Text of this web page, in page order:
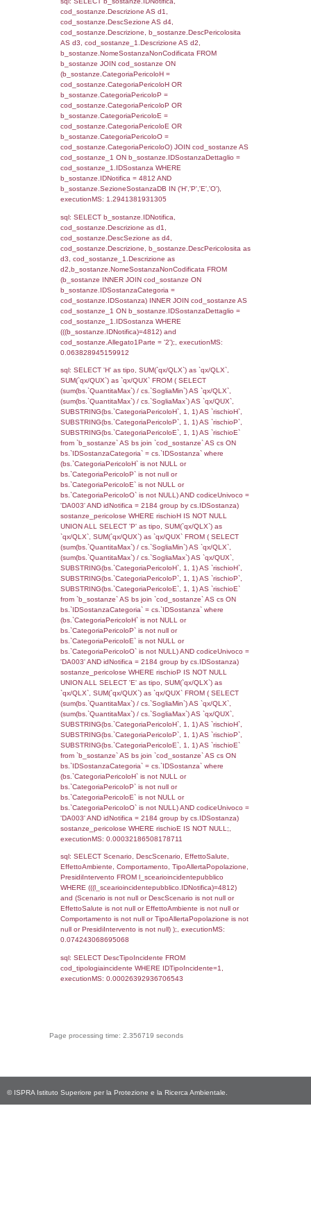
f_territori_limitrofi.Direzione,
f_territori_limitrofi.Denominazione,
rofi.DescAltro FROM f_territori_limitrofi
cod_territori_tipologia ON
(f_territori_limitrofi.IDTipologiaTerritorio =
cod_territori_tipologia.IDTipologiaTerritorio)
(f_territori_limitrofi.IDTipoTerritorio =
cod_territori_tipologia.IDTerritorioTP)
(((f_territori_limitrofi.IDNotifica)=4812) AND
((f_territori_limitrofi.IDTipoTerritorio)=6)),
0.07029914855957
f_territori_limitrofi.Direzione,
f_territori_limitrofi.Denominazione,
rofi.DescAltro FROM f_territori_limitrofi
cod_territori_tipologia ON
(f_territori_limitrofi.IDTipologiaTerritorio =
cod_territori_tipologia.IDTipologiaTerritorio)
(f_territori_limitrofi.IDTipoTerritorio =
cod_territori_tipologia.IDTerritorioTP)
(((f_territori_limitrofi.IDNotifica)=4812) AND
((f_territori_limitrofi.IDTipoTerritorio)=7)),
0.068372964859009
sql: SELECT f_territori_limitrofi.Distanza,
f_territori_limitrofi.Direzione,
f_territori_limitrofi.Denominazione,
rofi.DescAltro FROM f_territori_limitrofi
cod_territori_tipologia ON
(f_territori_limitrofi.IDTipologiaTerritorio =
cod_territori_tipologia.IDTipologiaTerritorio)
(f_territori_limitrofi.IDTipoTerritorio =
cod_territori_tipologia.IDTerritorioTP)
(((f_territori_limitrofi.IDNotifica)=4812) AND
((f_territori_limitrofi.IDTipoTerritorio)=8)),
0.068097829818726
sql: SELECT
reg_f_territori_limitrofi.Direzione,
reg_f_territori_limitrofi.Denominazione,
_limitrofi.DescAltro FROM
JOIN cod_territori_tipologia ON
(reg_f_territori_limitrofi.IDTipologiaTerritorio =
cod_territori_tipologia.IDTipologiaTerritorio)
(reg_f_territori_limitrofi.IDTipoTerritorio =
cod_territori_tipologia.IDTerritorioTP)
0.019070148468018
sql: SELECT f_territori_limitrofi.Distanza,
f_territori_limitrofi.Direzione,
f_territori_limitrofi.Denominazione,
rofi.DescAltro FROM f_territori_limitrofi
(f_territori_limitrofi.IDTipologiaTerritorio =
cod_territori_tipologia.IDTipologiaTerritorio)
sql: SELECT
reg_f_territori_limitrofi.Direzione,